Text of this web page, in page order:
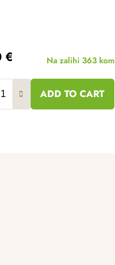
€
Na zalihi 363 kom
ADD TO CART